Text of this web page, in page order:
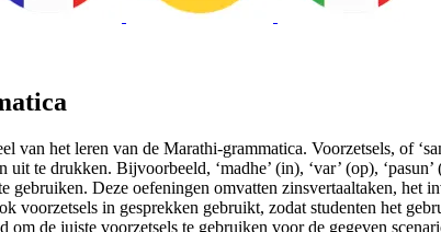
van het leren van de Marathi-grammatica. Voorzetsels, of
te drukken. Bijvoorbeeld, ‘madhe’ (in), ‘var’ (op),
gebruiken. Deze oefeningen omvatten zinsvertaaltaken,
voorzetsels in gesprekken gebruikt, zodat studenten het
de juiste voorzetsels te gebruiken voor de gegeven